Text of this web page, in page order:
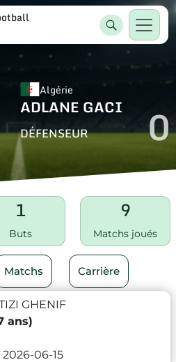
Algérie
ADLANE GACI
DÉFENSEUR 0
1
Buts
9
Matchs joués
Matchs Carrière
GHENIF
ans)
2026-06-15